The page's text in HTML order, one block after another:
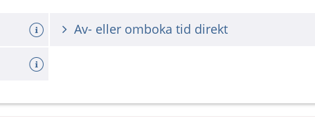
Av- eller omboka tid direkt